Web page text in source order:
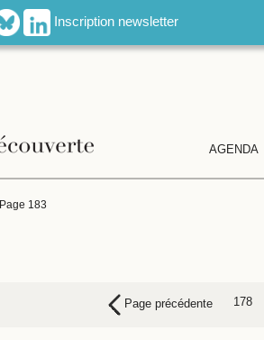
Inscription newsletter
AGENDA
Page 183
Page précédente 178